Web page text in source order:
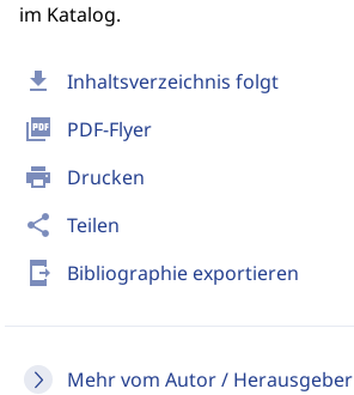
download Inhaltsverzeichnis folgt
picture_as_pdf PDF-Flyer
print Drucken
share Teilen
send_to_mobile Bibliographie exportieren
Mehr vom Autor / Herausgeber
im Katalog.